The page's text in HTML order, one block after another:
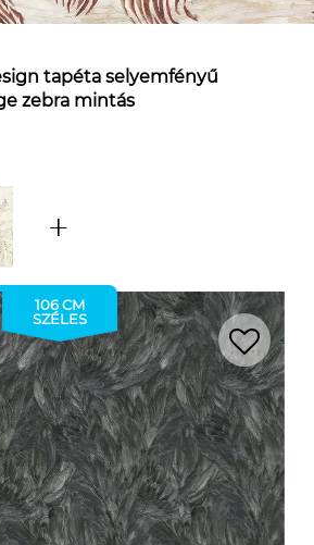
tapéta selyemfényű
zebra mintás
106 CM
SZÉLES